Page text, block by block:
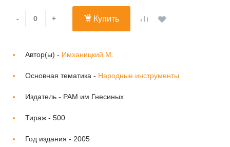
- + Купить
Автор(ы) - Имханицкий М.
Основная тематика - Народные инструменты
Издатель - РАМ им.Гнесиных
Тираж - 500
Год издания - 2005